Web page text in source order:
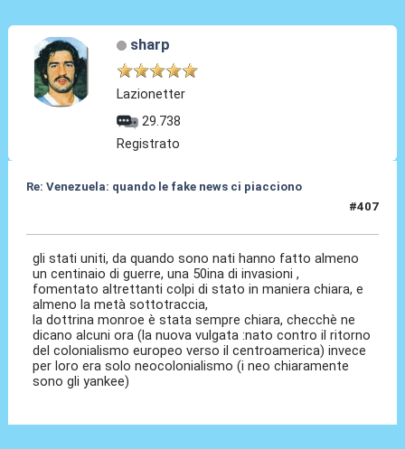
sharp
Lazionetter
29.738
Registrato
Re: Venezuela: quando le fake news ci piacciono
#407
gli stati uniti, da quando sono nati hanno fatto almeno
un centinaio di guerre, una 50ina di invasioni ,
fomentato altrettanti colpi di stato in maniera chiara, e
almeno la metà sottotraccia,
la dottrina monroe è stata sempre chiara, checchè ne
dicano alcuni ora (la nuova vulgata :nato contro il ritorno
del colonialismo europeo verso il centroamerica) invece
per loro era solo neocolonialismo (i neo chiaramente
sono gli yankee)